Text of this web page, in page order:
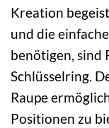
Kreation
und die
benötigen, sind
Schlüsselring.
Raupe
Positionen zu